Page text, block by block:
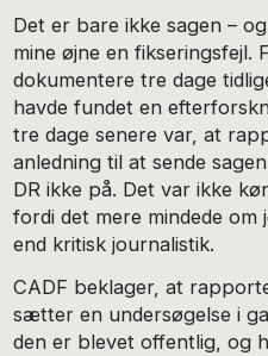
Det er bare ikke sagen –
mine øjne en fikseringsfejl.
dokumentere tre dage
havde fundet en
tre dage senere var, at
anledning til at sende
DR ikke på. Det var ikke
fordi det mere mindede om
end kritisk journalistik.
CADF beklager, at
sætter en undersøgelse i
den er blevet offentlig, og